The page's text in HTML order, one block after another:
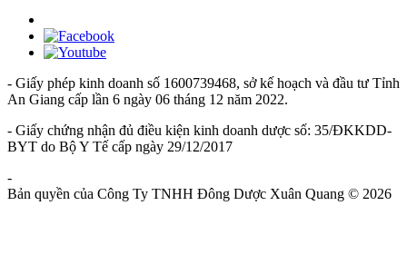
- Giấy phép kinh doanh số 1600739468, sở kế hoạch và đầu tư Tỉnh
An Giang cấp lần 6 ngày 06 tháng 12 năm 2022.
- Giấy chứng nhận đủ điều kiện kinh doanh dược số: 35/ĐKKDD-
BYT do Bộ Y Tế cấp ngày 29/12/2017
-
Bản quyền của Công Ty TNHH Đông Dược Xuân Quang © 2026